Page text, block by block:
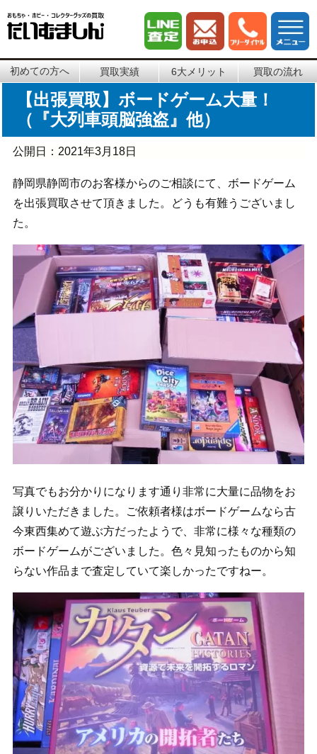
初めての方へ 買取実績 6大メリット 買取の流れ
【出張買取】ボードゲーム大量！
（『大列車頭脳強盗』他）
公開日： 2021年3月18日
静岡県静岡市のお客様からのご相談にて、ボードゲーム
を出張買取させて頂きました。どうも有難うございまし
た。
写真でもお分かりになります通り非常に大量に品物をお
譲りいただきました。ご依頼者様はボードゲームなら古
今東西集めて遊ぶ方だったようで、非常に様々な種類の
ボードゲームがございました。色々見知ったものから知
らない作品まで査定していて楽しかったですねー。